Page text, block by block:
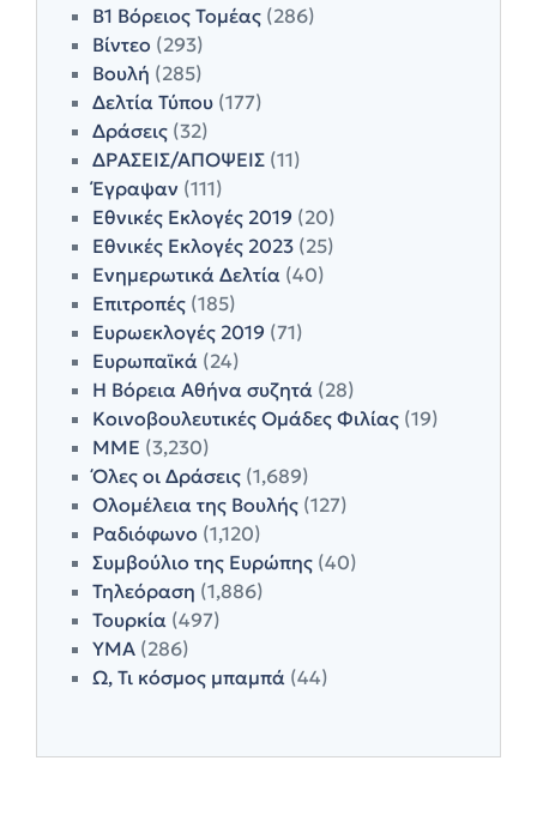
Β1 Βόρειος Τομέας (286)
Βίντεο (293)
Βουλή (285)
Δελτία Τύπου (177)
Δράσεις (32)
ΔΡΑΣΕΙΣ/ΑΠΟΨΕΙΣ (11)
Έγραψαν (111)
Εθνικές Εκλογές 2019 (20)
Εθνικές Εκλογές 2023 (25)
Ενημερωτικά Δελτία (40)
Επιτροπές (185)
Ευρωεκλογές 2019 (71)
Ευρωπαϊκά (24)
Η Βόρεια Αθήνα συζητά (28)
Κοινοβουλευτικές Ομάδες Φιλίας (19)
ΜΜΕ (3,230)
Όλες οι Δράσεις (1,689)
Ολομέλεια της Βουλής (127)
Ραδιόφωνο (1,120)
Συμβούλιο της Ευρώπης (40)
Τηλεόραση (1,886)
Τουρκία (497)
ΥΜΑ (286)
Ω, Τι κόσμος μπαμπά (44)